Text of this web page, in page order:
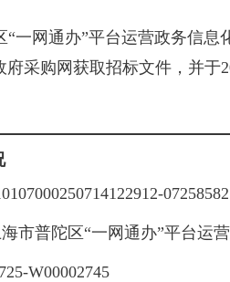
“一网通办”平台运营政务信息
府采购网 获取招标文件，并于
07258582
市普陀区“一网通办”平台运
W00002745